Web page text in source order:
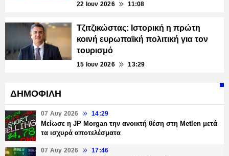
22 Ιουν 2026 11:08
Τζιτζικώστας: Ιστορική η πρώτη
κοινή ευρωπαϊκή πολιτική για τον
τουρισμό
15 Ιουν 2026 13:29
ΔΗΜΟΦΙΛΗ
07 Αυγ 2026 14:29
Μείωσε η JP Morgan την ανοικτή θέση στη Metlen μετά
τα ισχυρά αποτελέσματα
07 Αυγ 2026 17:46